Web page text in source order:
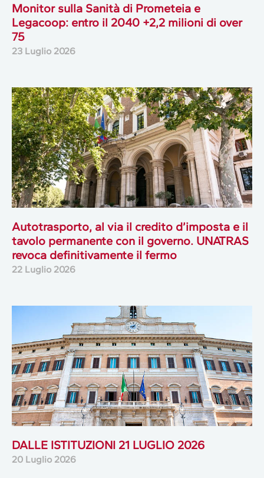
Monitor sulla Sanità di Prometeia e
Legacoop: entro il 2040 +2,2 milioni di over
75
23 Luglio 2026
Autotrasporto, al via il credito d’imposta e il
tavolo permanente con il governo. UNATRAS
revoca definitivamente il fermo
22 Luglio 2026
DALLE ISTITUZIONI 21 LUGLIO 2026
20 Luglio 2026